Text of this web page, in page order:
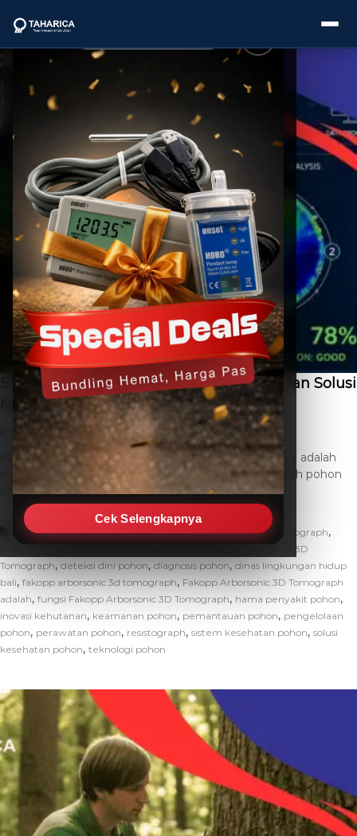
Cek Selengkapnya
Categories
Brands
Service
Industries
Blogs
Sistem Kesehatan Pohon: Deteksi Dini dan Solusi
Modern
June 3, 2026 THC SEO Leave a Comment
Kesehatan pohon bukan sekadar masalah estetika; ini adalah
indikator penting bagi kualitas lingkungan kita. Sebuah pohon
sehat berperan vital dalam […]
Artikel alat deteks kesehatan pohon,alat sonic tomograph,
cara kerja Fakopp Arborsonic 3D
Tomograph, deteksi dini pohon, diagnosis pohon, dinas lingkungan hidup
bali, fakopp arborsonic 3d tomograph, Fakopp Arborsonic 3D Tomograph
adalah, fungsi Fakopp Arborsonic 3D Tomograph, hama penyakit pohon,
inovasi kehutanan, keamanan pohon, pemantauan pohon, pengelolaan
pohon, perawatan pohon, resistograph, sistem kesehatan pohon, solusi
kesehatan pohon, teknologi pohon